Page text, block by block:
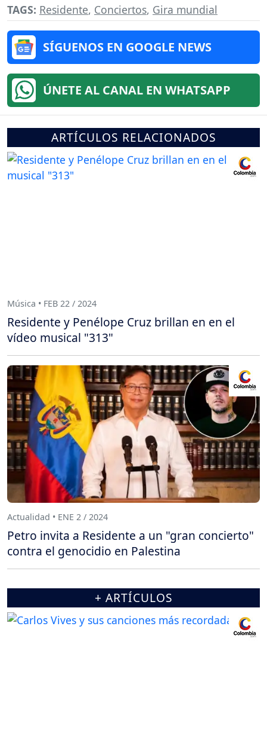
TAGS: Residente, Conciertos, Gira mundial
SÍGUENOS EN GOOGLE NEWS
ÚNETE AL CANAL EN WHATSAPP
ARTÍCULOS RELACIONADOS
Música • FEB 22 / 2024
Residente y Penélope Cruz brillan en en el
vídeo musical "313"
Actualidad • ENE 2 / 2024
Petro invita a Residente a un "gran concierto"
contra el genocidio en Palestina
+ ARTÍCULOS